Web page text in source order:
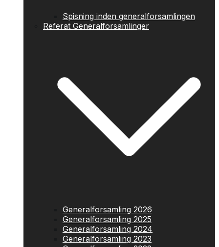
Spisning inden generalforsamlingen
Referat Generalforsamlinger
Generalforsamling 2026
Generalforsamling 2025
Generalforsamling 2024
Generalforsamling 2023